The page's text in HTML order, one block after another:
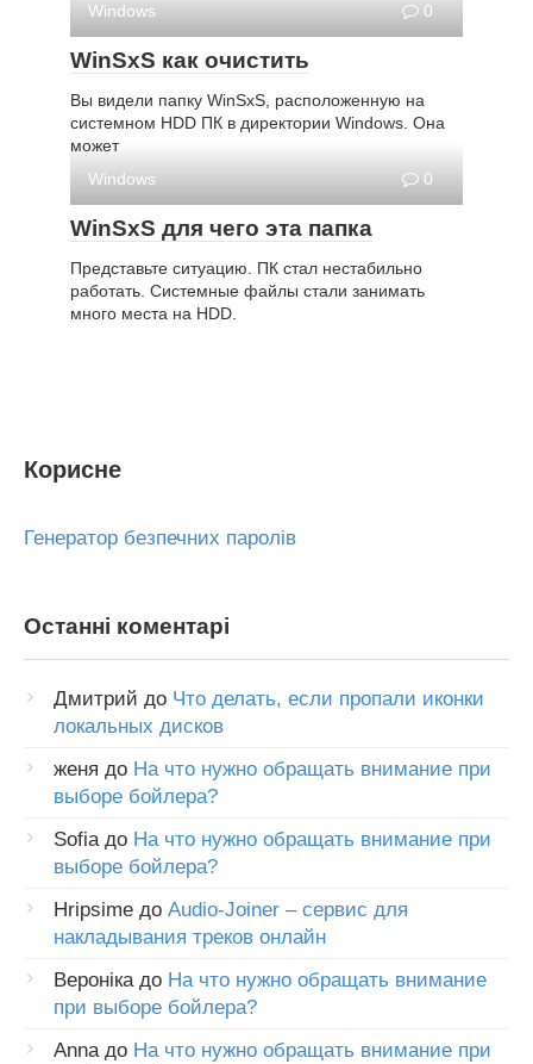
Windows
0
WinSxS как очистить
Вы видели папку WinSxS, расположенную на
системном HDD ПК в директории Windows. Она
может
Windows
0
WinSxS для чего эта папка
Представьте ситуацию. ПК стал нестабильно
работать. Системные файлы стали занимать
много места на HDD.
Корисне
Генератор безпечних паролів
Останні коментарі
Дмитрий до Что делать, если пропали иконки
локальных дисков
женя до На что нужно обращать внимание при
выборе бойлера?
Sofiaдо На что нужно обращать внимание при
выборе бойлера?
Hripsime до Audio-Joiner – сервис для
накладывания треков онлайн
Веронікадо На что нужно обращать внимание
при выборе бойлера?
Annaдо На что нужно обращать внимание при